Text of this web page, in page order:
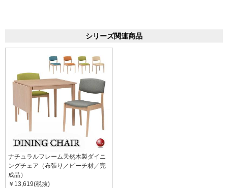
シリーズ関連商品
ナチュラルフレーム天然木製ダイニ
ングチェア（布張り／ビーチ材／完
成品）
￥13,619(税抜)